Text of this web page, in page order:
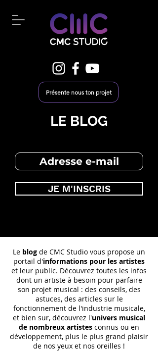
Présente nous ton projet
LE BLOG
JE M'INSCRIS
Le blog de CMC Studio vous propose un
portail d'informations pour les artistes
et leur public. Découvrez toutes les infos
dont un artiste à besoin pour parfaire
son projet musical : des conseils, des
astuces, des articles sur le
fonctionnement de l'industrie musicale,
et bien sur, découvrez l'univers musical
de nombreux artistes connus ou en
développement, plus le plus grand plaisir
de nos yeux et nos oreilles !